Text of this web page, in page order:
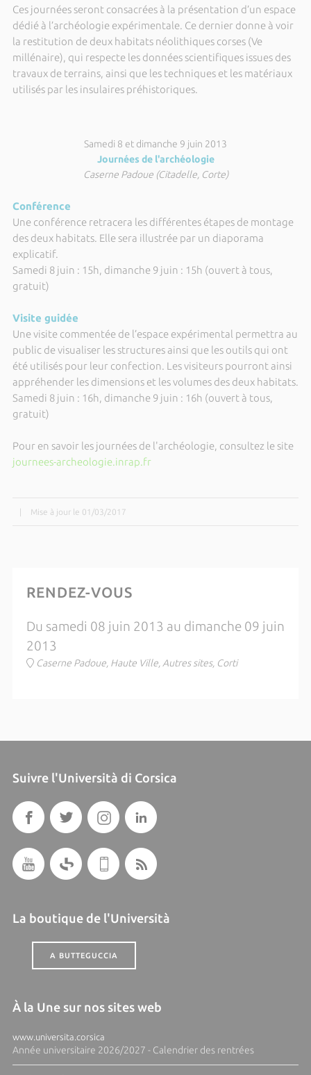
Ces journées seront consacrées à la présentation d’un espace
dédié à l’archéologie expérimentale. Ce dernier donne à voir
la restitution de deux habitats néolithiques corses (Ve
millénaire), qui respecte les données scientifiques issues des
travaux de terrains, ainsi que les techniques et les matériaux
utilisés par les insulaires préhistoriques.
Samedi 8 et dimanche 9 juin 2013
Journées de l'archéologie
Caserne Padoue (Citadelle, Corte)
Conférence
Une conférence retracera les différentes étapes de montage
des deux habitats. Elle sera illustrée par un diaporama
explicatif.
Samedi 8 juin : 15h, dimanche 9 juin : 15h (ouvert à tous,
gratuit)
Visite guidée
Une visite commentée de l’espace expérimental permettra au
public de visualiser les structures ainsi que les outils qui ont
été utilisés pour leur confection. Les visiteurs pourront ainsi
appréhender les dimensions et les volumes des deux habitats.
Samedi 8 juin : 16h, dimanche 9 juin : 16h (ouvert à tous,
gratuit)
Pour en savoir les journées de l'archéologie, consultez le site
journees-archeologie.inrap.fr
Mise à jour le 01/03/2017
RENDEZ-VOUS
Du samedi 08 juin 2013 au dimanche 09 juin
2013
Caserne Padoue, Haute Ville, Autres sites, Corti
Suivre l'Università di Corsica
La boutique de l'Università
A BUTTEGUCCIA
À la Une sur nos sites web
www.universita.corsica
Année universitaire 2026/2027 - Calendrier des rentrées